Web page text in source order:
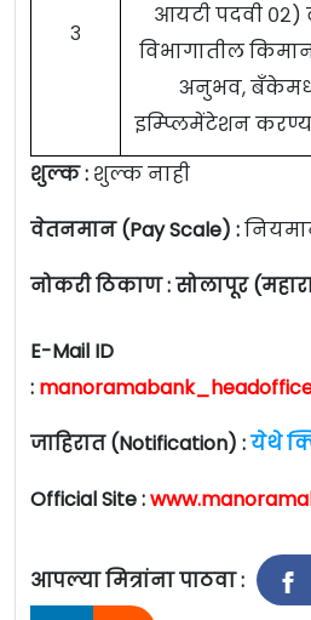
३
आयटी पदवी ०२)
विभागातील
अनुभव,
इम्प्लिमेंटेशन
शुल्क : शुल्क नाही
वेतनमान (Pay Scale) :
नोकरी ठिकाण : सोलापूर
E-Mail ID
:
जाहिरात (Notification) :येथे
Official Site :
आपल्या मित्रांना पाठवा :